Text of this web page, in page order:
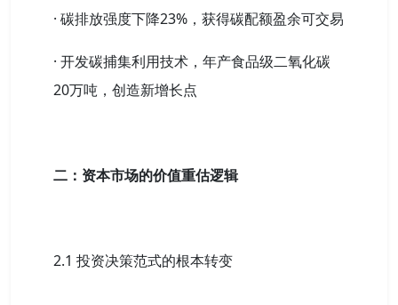
· 碳排放强度下降23%，获得碳配额盈余可交易
· 开发碳捕集利用技术，年产食品级二氧化碳
20万吨，创造新增长点
二：资本市场的价值重估逻辑
2.1 投资决策范式的根本转变